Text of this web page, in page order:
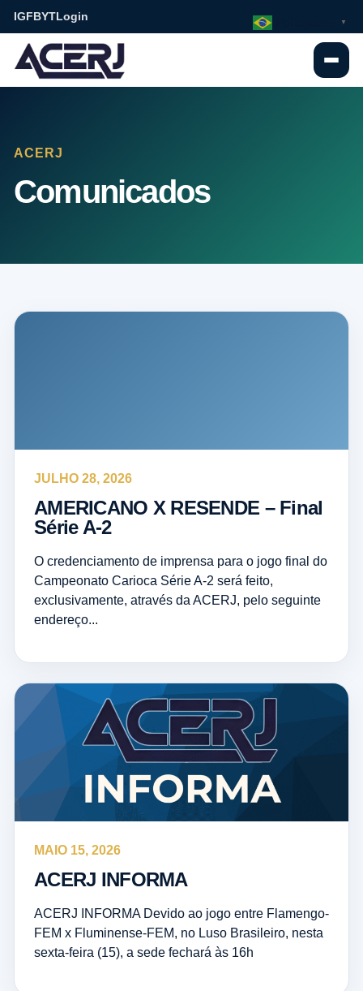
IGFBYTLogin
ACERJ
Comunicados
JULHO 28, 2026
AMERICANO X RESENDE – Final
Série A-2
O credenciamento de imprensa para o jogo final do
Campeonato Carioca Série A-2 será feito,
exclusivamente, através da ACERJ, pelo seguinte
endereço...
MAIO 15, 2026
ACERJ INFORMA
ACERJ INFORMA Devido ao jogo entre Flamengo-
FEM x Fluminense-FEM, no Luso Brasileiro, nesta
sexta-feira (15), a sede fechará às 16h
▼